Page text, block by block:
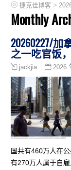
捷克佳博客 >
Monthly
20260227/
之一吃官饭
jackjia 2026
国共有460万人在
有270万人属于自